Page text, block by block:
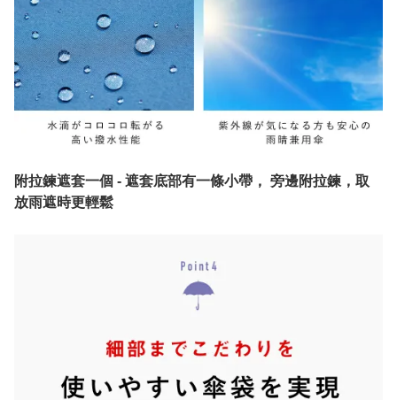
附拉鍊遮套一個 - 遮套底部有一條小帶， 旁邊附拉鍊，取
放雨遮時更輕鬆